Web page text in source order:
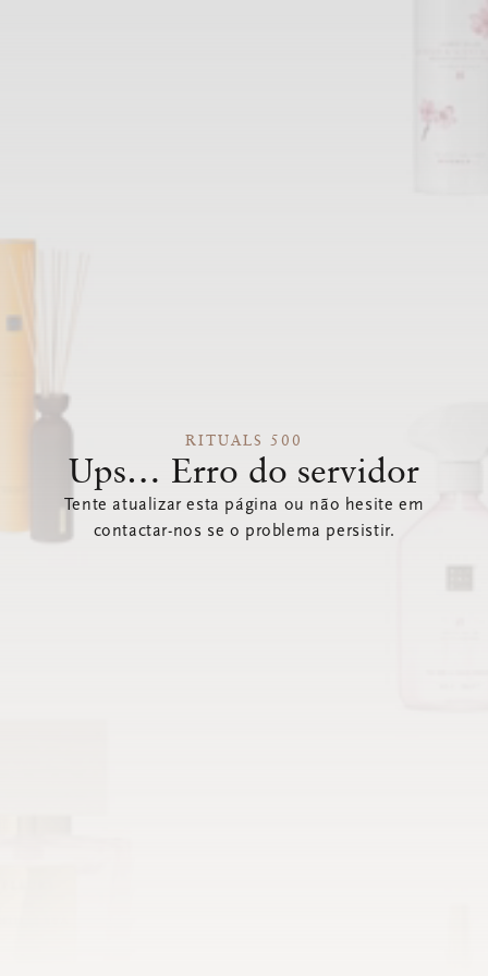
RITUALS 500
Ups… Erro do servidor
Tente atualizar esta página ou não hesite em
contactar-nos se o problema persistir.